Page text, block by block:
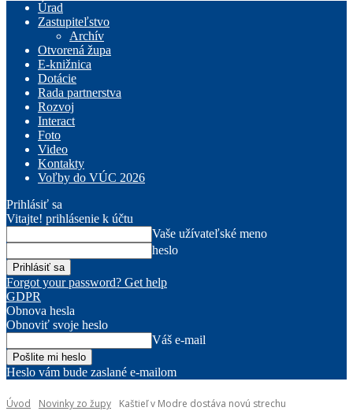
Úrad
Zastupiteľstvo
Archív
Otvorená župa
E-knižnica
Dotácie
Rada partnerstva
Rozvoj
Interact
Foto
Video
Kontakty
Voľby do VÚC 2026
Prihlásiť sa
Vitajte! prihlásenie k účtu
Vaše užívateľské meno
heslo
Forgot your password? Get help
GDPR
Obnova hesla
Obnoviť svoje heslo
Váš e-mail
Heslo vám bude zaslané e-mailom
Úvod Novinky zo župy Kaštieľ v Modre dostáva novú strechu